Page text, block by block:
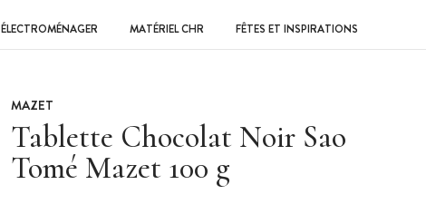
ÉLECTROMÉNAGER MATÉRIEL CHR FÊTES ET INSPIRATIONS
MAZET
Tablette Chocolat Noir Sao
Tomé Mazet 100 g